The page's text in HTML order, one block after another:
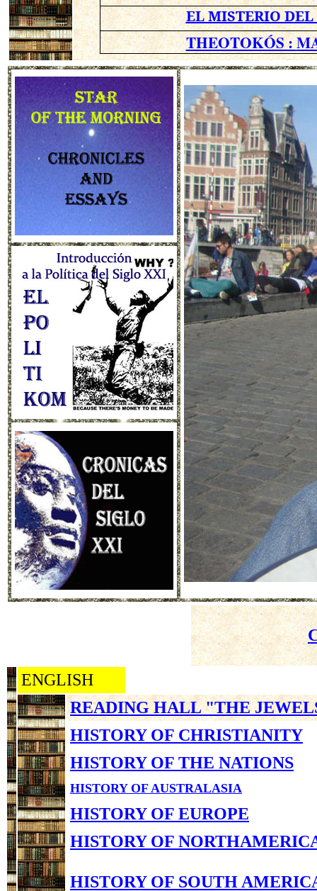
EL MISTERIO DEL
THEOTOKÓS :
ENGLISH
READING HALL "THE
HISTORY OF CHRISTIANITY
HISTORY OF THE NATIONS
HISTORY OF AUSTRALASIA
HISTORY OF EUROPE
HISTORY OF
HISTORY OF SOUTH